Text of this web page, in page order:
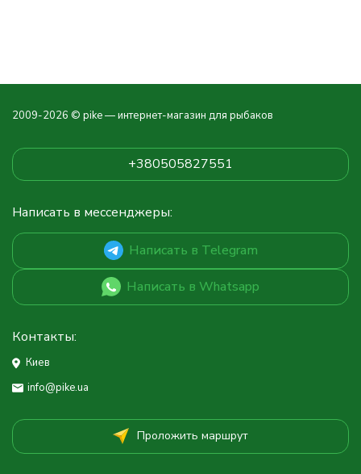
2009-2026 © pike — интернет-магазин для рыбаков
+380505827551
Написать в мессенджеры:
Написать в Telegram
Написать в Whatsapp
Контакты:
Киев
info@pike.ua
Проложить маршрут